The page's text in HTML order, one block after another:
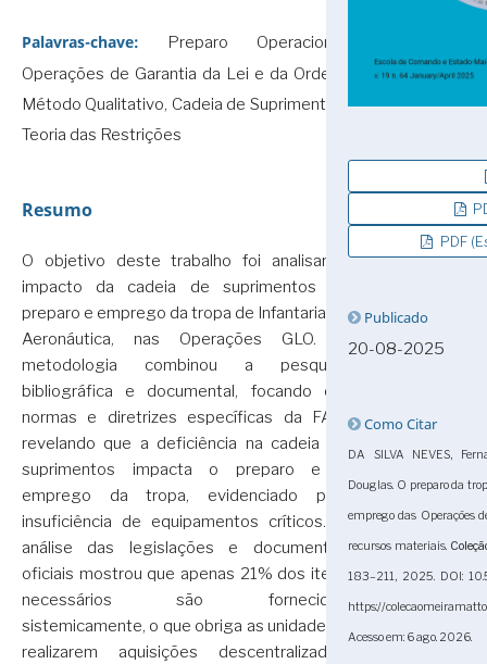
Palavras-chave:
Preparo Operacional,
Operações de Garantia da Lei e da Ordem,
Método Qualitativo, Cadeia de Suprimentos,
Teoria das Restrições
Resumo
O objetivo deste trabalho foi analisar o
impacto da cadeia de suprimentos no
preparo e emprego da tropa de Infantaria da
Aeronáutica, nas Operações GLO. A
metodologia combinou a pesquisa
bibliográfica e documental, focando em
normas e diretrizes específicas da FAB,
revelando que a deficiência na cadeia de
suprimentos impacta o preparo e o
emprego da tropa, evidenciado pela
insuficiência de equipamentos críticos. A
análise das legislações e documentos
oficiais mostrou que apenas 21% dos itens
necessários são fornecidos
sistemicamente, o que obriga as unidades a
realizarem aquisições descentralizadas.
PDF
Publicado
20-08-2025
Como Citar
DA SILVA NEVES,
Douglas. O preparo da
emprego das Operações
recursos materiais.
183–211, 2025. DOI:
https://
Acesso em: 6 ago. 2026.